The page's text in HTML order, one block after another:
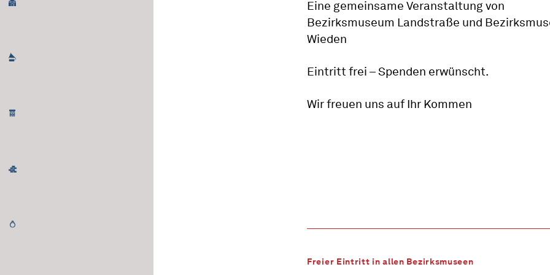
Eine gemeinsame Veranstaltung von
Bezirksmuseum Landstraße und
Wieden
Eintritt frei – Spenden erwünscht.
Wir freuen uns auf Ihr Kommen
Freier Eintritt in allen Bezirksmuseen